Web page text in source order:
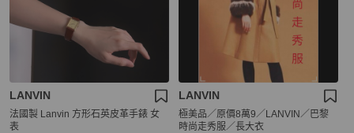
LANVIN
法國製 Lanvin 方形石英皮革手錶 女
表
LANVIN
極美品／原價8萬9／LANVIN／巴黎
時尚走秀服／長大衣